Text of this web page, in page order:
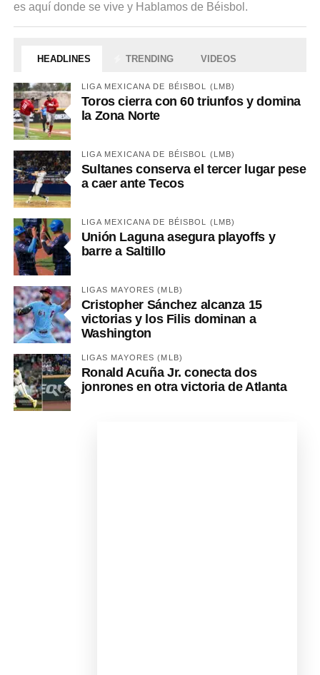
es aquí donde se vive y Hablamos de Béisbol.
HEADLINES TRENDING VIDEOS
LIGA MEXICANA DE BÉISBOL (LMB)
Toros cierra con 60 triunfos y domina
la Zona Norte
LIGA MEXICANA DE BÉISBOL (LMB)
Sultanes conserva el tercer lugar pese
a caer ante Tecos
LIGA MEXICANA DE BÉISBOL (LMB)
Unión Laguna asegura playoffs y
barre a Saltillo
LIGAS MAYORES (MLB)
Cristopher Sánchez alcanza 15
victorias y los Filis dominan a
Washington
LIGAS MAYORES (MLB)
Ronald Acuña Jr. conecta dos
jonrones en otra victoria de Atlanta